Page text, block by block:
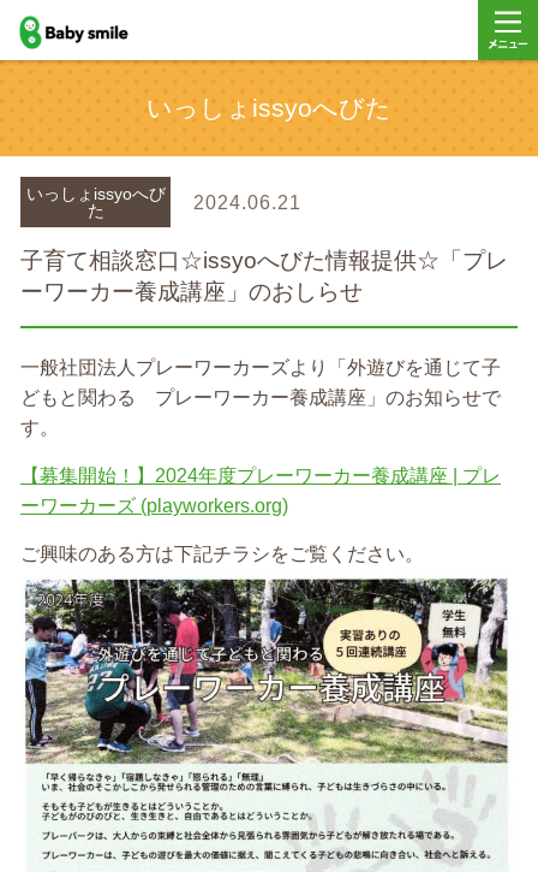
baby smile
いっしょissyoへびた
いっしょissyoへび
た
2024.06.21
子育て相談窓口☆issyoへびた情報提供☆「プレ
ーワーカー養成講座」のおしらせ
一般社団法人プレーワーカーズより「外遊びを通じて子
どもと関わる プレーワーカー養成講座」のお知らせで
す。
【募集開始！】2024年度プレーワーカー養成講座 | プレ
ーワーカーズ (playworkers.org)
ご興味のある方は下記チラシをご覧ください。